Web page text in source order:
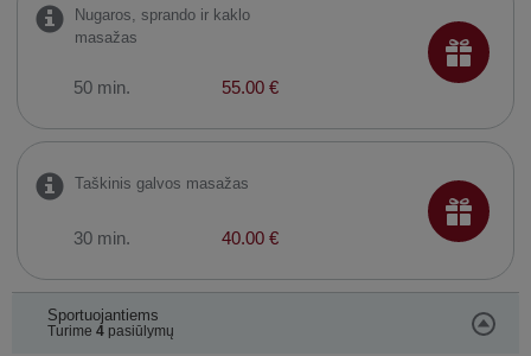
Nugaros, sprando ir kaklo
masažas
50 min. 55.00 €
Taškinis galvos masažas
30 min. 40.00 €
Sportuojantiems
Turime 4pasiūlymų